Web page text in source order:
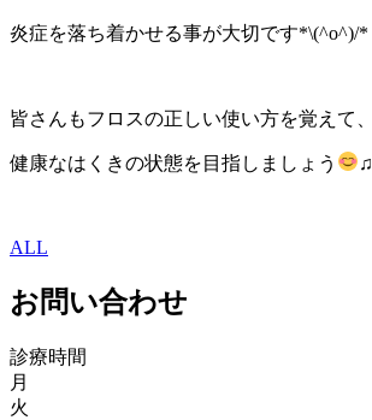
炎症を落ち着かせる事が大切です*\(^o^)/*
皆さんもフロスの正しい使い方を覚えて、
健康なはくきの状態を目指しましょう ♫
ALL
お問い合わせ
診療時間
月
火